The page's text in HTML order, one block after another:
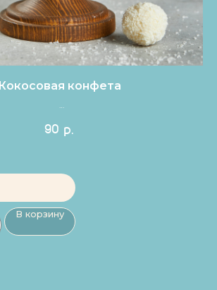
Кокосовая конфета
Цена за 1шт.
90 р.
В корзину